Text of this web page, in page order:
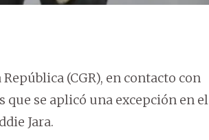
(CGR), en contacto con
se aplicó una excepción en el
Jara.